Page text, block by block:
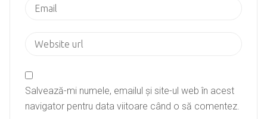
Salvează-mi numele, emailul și site-ul web în acest
navigator pentru data viitoare când o să comentez.